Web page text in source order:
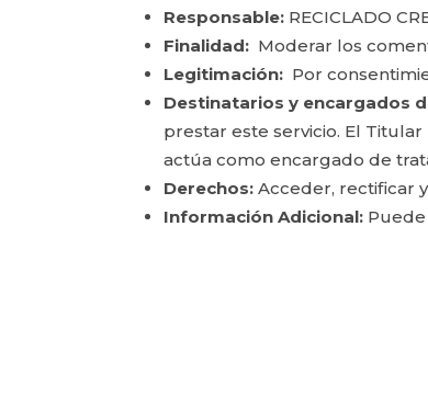
Responsable: RECICLADO
Finalidad: Moderar los
Legitimación: Por
Destinatarios y encargados
prestar este servicio. El
actúa como encargado de
Derechos: Acceder, rectificar
Información Adicional: